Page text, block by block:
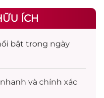
ÍCH
bật trong ngày
nhanh và chính xác